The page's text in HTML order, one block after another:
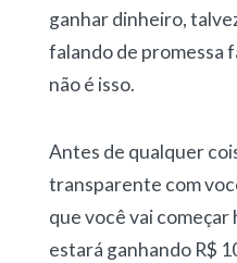
ganhar dinheiro,
falando de promessa
não é isso.
Antes de qualquer
transparente com
que você vai começar
estará ganhando R$